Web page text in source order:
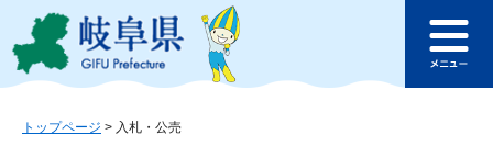
ジ
ュ
このページの本文へ
ュ
トップページ > 入札・公売